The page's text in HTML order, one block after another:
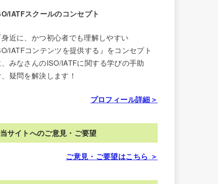
IATFスクールのコンセプト
身近に、かつ初心者でも理解しやすい
IATFコンテンツを提供する』をコンセプト
、みなさんのISO/IATFに関する学びの手助
、疑問を解決します！
プロフィール詳細＞
当サイトへのご意見・ご要望
ご意見・ご要望はこちら ＞